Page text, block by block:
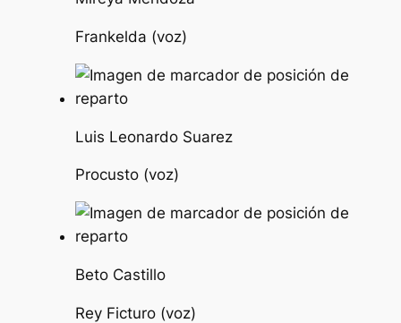
Frankelda (voz)
Luis Leonardo Suarez
Procusto (voz)
Beto Castillo
Rey Ficturo (voz)